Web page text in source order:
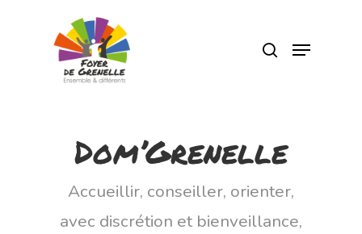
Pressez Entrée pour rechercher ou Echap
Dom’Grenelle
Accueillir, conseiller, orienter,
avec discrétion et bienveillance,